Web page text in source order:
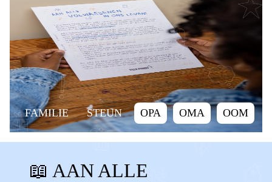
FAMILIE STEUN OPA OMA OOM
TANTE NEEF NICHT BUURMAN
BUURVROUW VRIEND
📖 AAN ALLE